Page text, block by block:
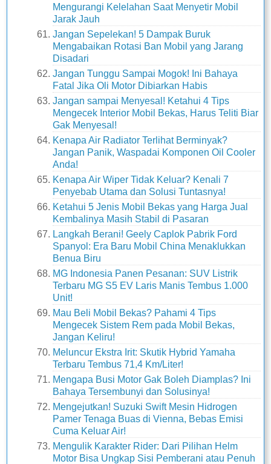
Mengurangi Kelelahan Saat Menyetir Mobil
Jarak Jauh
Jangan Sepelekan! 5 Dampak Buruk
Mengabaikan Rotasi Ban Mobil yang Jarang
Disadari
Jangan Tunggu Sampai Mogok! Ini Bahaya
Fatal Jika Oli Motor Dibiarkan Habis
Jangan sampai Menyesal! Ketahui 4 Tips
Mengecek Interior Mobil Bekas, Harus Teliti Biar
Gak Menyesal!
Kenapa Air Radiator Terlihat Berminyak?
Jangan Panik, Waspadai Komponen Oil Cooler
Anda!
Kenapa Air Wiper Tidak Keluar? Kenali 7
Penyebab Utama dan Solusi Tuntasnya!
Ketahui 5 Jenis Mobil Bekas yang Harga Jual
Kembalinya Masih Stabil di Pasaran
Langkah Berani! Geely Caplok Pabrik Ford
Spanyol: Era Baru Mobil China Menaklukkan
Benua Biru
MG Indonesia Panen Pesanan: SUV Listrik
Terbaru MG S5 EV Laris Manis Tembus 1.000
Unit!
Mau Beli Mobil Bekas? Pahami 4 Tips
Mengecek Sistem Rem pada Mobil Bekas,
Jangan Keliru!
Meluncur Ekstra Irit: Skutik Hybrid Yamaha
Terbaru Tembus 71,4 Km/Liter!
Mengapa Busi Motor Gak Boleh Diamplas? Ini
Bahaya Tersembunyi dan Solusinya!
Mengejutkan! Suzuki Swift Mesin Hidrogen
Pamer Tenaga Buas di Vienna, Bebas Emisi
Cuma Keluar Air!
Mengulik Karakter Rider: Dari Pilihan Helm
Motor Bisa Ungkap Sisi Pemberani atau Penuh